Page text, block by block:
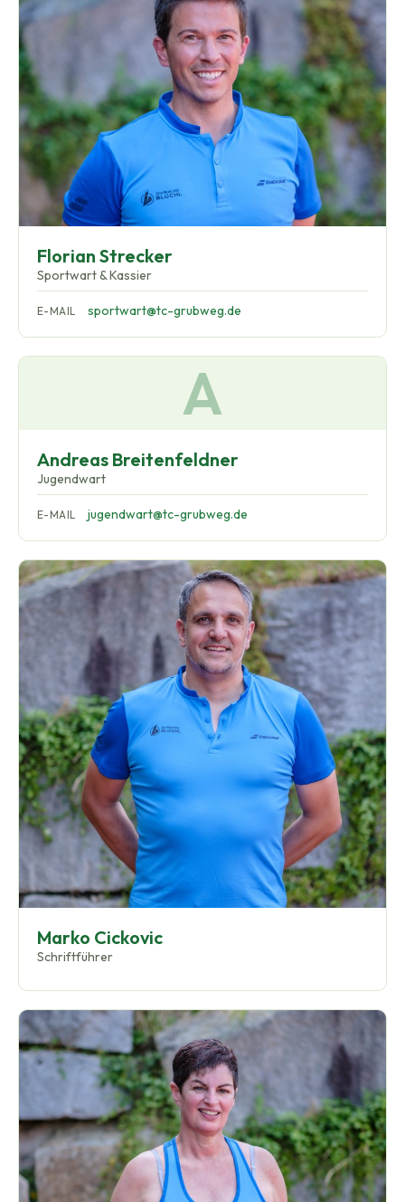
Florian Strecker
Sportwart & Kassier
E-MAIL sportwart@tc-grubweg.de
A
Andreas Breitenfeldner
Jugendwart
E-MAIL jugendwart@tc-grubweg.de
Marko Cickovic
Schriftführer